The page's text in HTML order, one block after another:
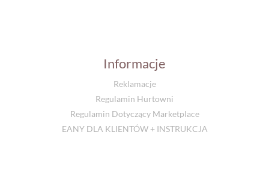
Informacje
Reklamacje
Regulamin Hurtowni
Regulamin Dotyczący Marketplace
EANY DLA KLIENTÓW + INSTRUKCJA